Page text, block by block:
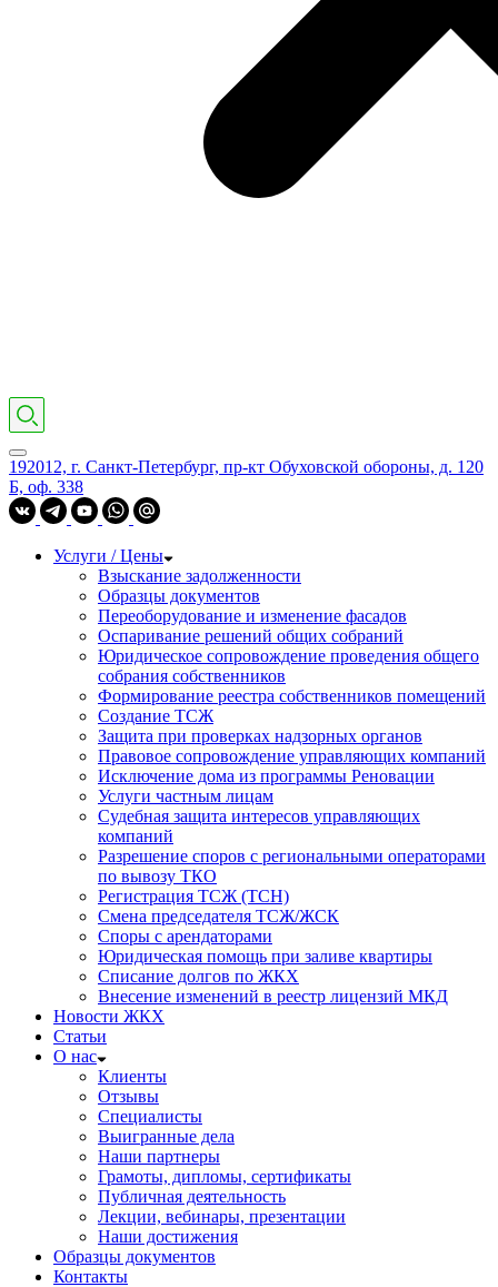
192012, г. Санкт-Петербург, пр-кт Обуховской обороны, д. 120
Б, оф. 338
Услуги / Цены
Взыскание задолженности
Образцы документов
Переоборудование и изменение фасадов
Оспаривание решений общих собраний
Юридическое сопровождение проведения общего
собрания собственников
Формирование реестра собственников помещений
Создание ТСЖ
Защита при проверках надзорных органов
Правовое сопровождение управляющих компаний
Исключение дома из программы Реновации
Услуги частным лицам
Судебная защита интересов управляющих
компаний
Разрешение споров с региональными операторами
по вывозу ТКО
Регистрация ТСЖ (ТСН)
Смена председателя ТСЖ/ЖСК
Споры с арендаторами
Юридическая помощь при заливе квартиры
Списание долгов по ЖКХ
Внесение изменений в реестр лицензий МКД
Новости ЖКХ
Статьи
О нас
Клиенты
Отзывы
Специалисты
Выигранные дела
Наши партнеры
Грамоты, дипломы, сертификаты
Публичная деятельность
Лекции, вебинары, презентации
Наши достижения
Образцы документов
Контакты